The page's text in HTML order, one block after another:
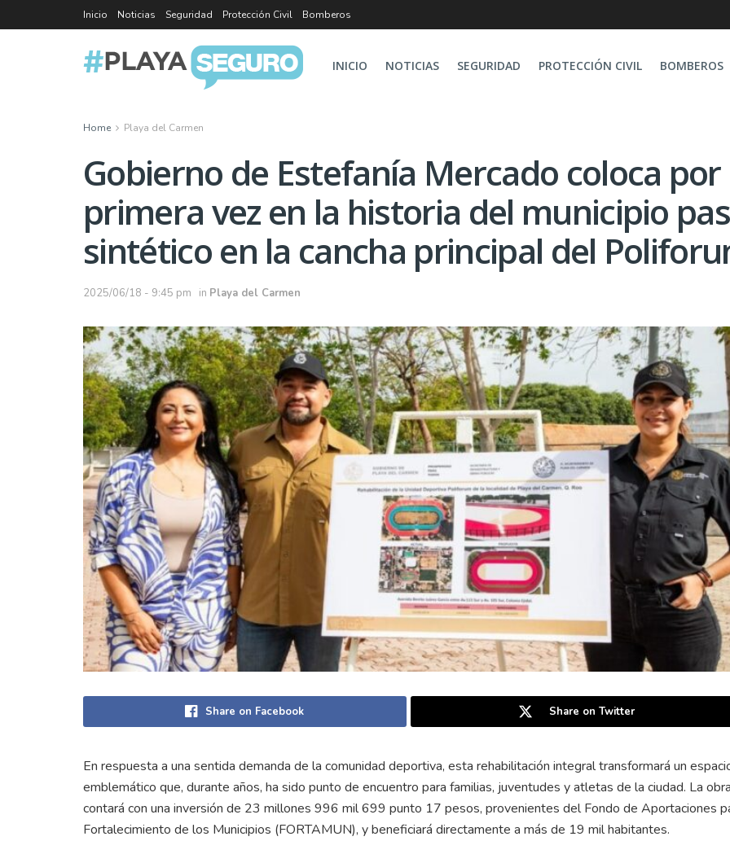
Inicio Noticias Seguridad Protección Civil Bomberos
INICIO NOTICIAS SEGURIDAD PROTECCIÓN CIVIL BOMBEROS
Home Playa del Carmen
Gobierno de Estefanía Mercado coloca por
primera vez en la historia del municipio
sintético en la cancha principal del
2025/06/18 - 9:45 pm in Playa del Carmen
Share on Facebook Share on Twitter
En respuesta a una sentida demanda de la comunidad deportiva, esta rehabilitación integral transformará un
emblemático que, durante años, ha sido punto de encuentro para familias, juventudes y atletas de la ciudad. La
contará con una inversión de 23 millones 996 mil 699 punto 17 pesos, provenientes del Fondo de Aportaciones
Fortalecimiento de los Municipios (FORTAMUN), y beneficiará directamente a más de 19 mil habitantes.